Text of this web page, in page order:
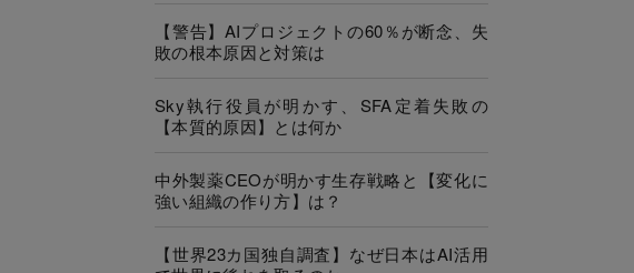
【警告】AIプロジェクトの60％が断念、失
敗の根本原因と対策は
Sky執行役員が明かす、SFA定着失敗の
【本質的原因】とは何か
中外製薬CEOが明かす生存戦略と【変化に
強い組織の作り方】は？
【世界23カ国独自調査】なぜ日本はAI活用